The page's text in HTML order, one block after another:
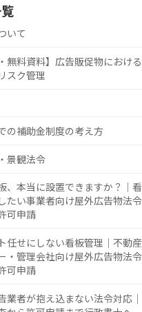
いて
無料資料】広告販促物における
スク管理
の補助金制度の考え方
景観法令
、本当に設置できますか？｜看
たい事業者向け屋外広告物法令
可申請
任せにしない看板管理｜不動産
・管理会社向け屋外広告物法令
可申請
業者が抱え込まない法令対応｜